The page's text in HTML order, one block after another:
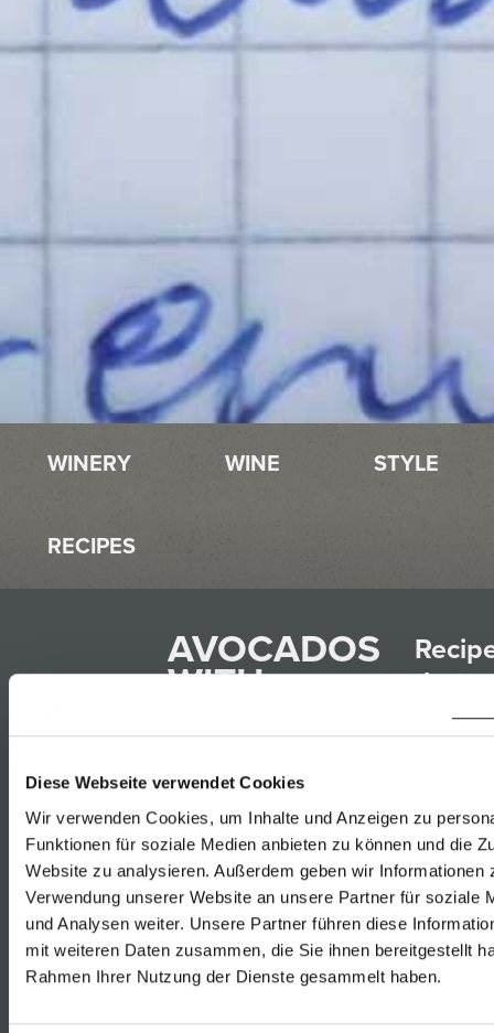
Diese Webseite verwendet Cookies
Wir verwenden Cookies, um Inhalte und Anzeigen zu
Funktionen für soziale Medien anbieten zu können und die
Website zu analysieren. Außerdem geben wir Informationen
Verwendung unserer Website an unsere Partner für soziale
und Analysen weiter. Unsere Partner führen diese
mit weiteren Daten zusammen, die Sie ihnen bereitgestellt
Rahmen Ihrer Nutzung der Dienste gesammelt haben.
WINERY WINE STYLE
RECIPES
AVOCADOS
WITH
EGG
AND
CAPER
SAUCE
that
match
Rust
Rust
Blanc